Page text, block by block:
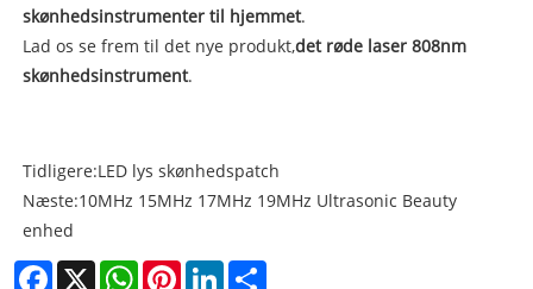
skønhedsinstrumenter til hjemmet.
Lad os se frem til det nye produkt,det røde laser 808nm
skønhedsinstrument.
Tidligere:LED lys skønhedspatch
Næste:10MHz 15MHz 17MHz 19MHz Ultrasonic Beauty
enhed
Facebook
X WhatsAppPinterestLinkedIn